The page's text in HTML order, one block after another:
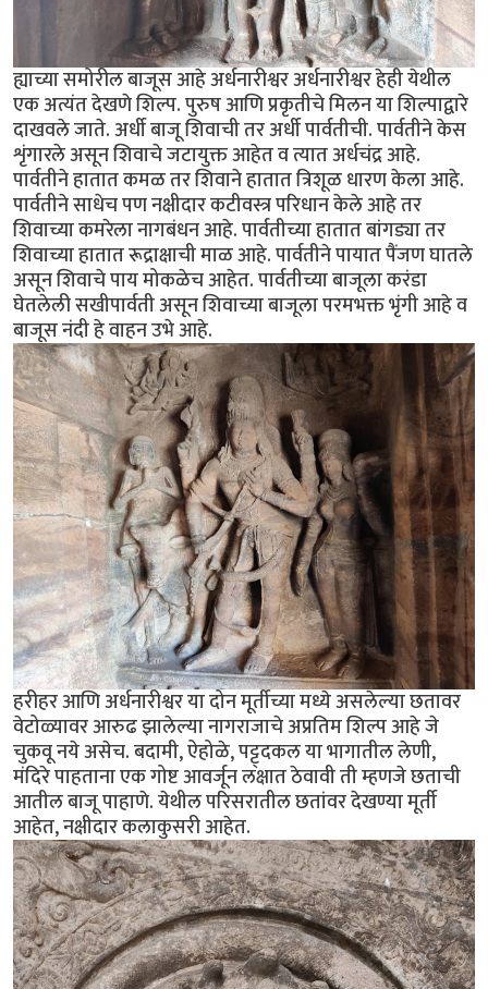
ह्याच्या समोरील बाजूस आहे अर्धनारीश्वर अर्धनारीश्वर हेही येथील
एक अत्यंत देखणे शिल्प. पुरुष आणि प्रकृतीचे मिलन या शिल्पाद्वारे
दाखवले जाते. अर्धी बाजू शिवाची तर अर्धी पार्वतीची. पार्वतीने केस
शृंगारले असून शिवाचे जटायुक्त आहेत व त्यात अर्धचंद्र आहे.
पार्वतीने हातात कमळ तर शिवाने हातात त्रिशूळ धारण केला आहे.
पार्वतीने साधेच पण नक्षीदार कटीवस्त्र परिधान केले आहे तर
शिवाच्या कमरेला नागबंधन आहे. पार्वतीच्या हातात बांगड्या तर
शिवाच्या हातात रूद्राक्षाची माळ आहे. पार्वतीने पायात पैंजण घातले
असून शिवाचे पाय मोकळेच आहेत. पार्वतीच्या बाजूला करंडा
घेतलेली सखीपार्वती असून शिवाच्या बाजूला परमभक्त भृंगी आहे व
बाजूस नंदी हे वाहन उभे आहे.
हरीहर आणि अर्धनारीश्वर या दोन मूर्तीच्या मध्ये असलेल्या छतावर
वेटोळ्यावर आरुढ झालेल्या नागराजाचे अप्रतिम शिल्प आहे जे
चुकवू नये असेच. बदामी, ऐहोळे, पट्ट्दकल या भागातील लेणी,
मंदिरे पाहताना एक गोष्ट आवर्जून लक्षात ठेवावी ती म्हणजे छताची
आतील बाजू पाहाणे. येथील परिसरातील छतांवर देखण्या मूर्ती
आहेत, नक्षीदार कलाकुसरी आहेत.